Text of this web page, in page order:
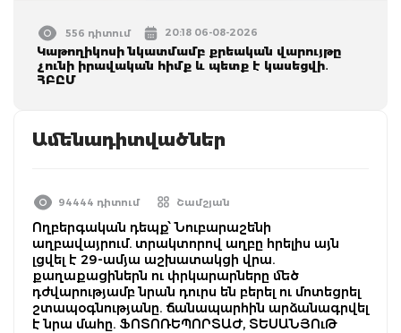
556 դիտում 20:18 06-08-2026
Կաթողիկոսի նկատմամբ քրեական վարույթը
չունի իրավական հիմք և պետք է կասեցվի․
ՀԲԸՄ
Ամենադիտվածներ
94444 դիտում Շամշյան
Ողբերգական դեպք՝ Նուբարաշենի
աղբավայրում. տրակտորով աղբը հրելիս այն
լցվել է 29-ամյա աշխատակցի վրա.
քաղաքացիներն ու փրկարարները մեծ
դժվարությամբ նրան դուրս են բերել ու մոտեցրել
շտապօգնությանը. ճանապարհին արձանագրվել
է նրա մահը. ՖՈՏՈՌԵՊՈՐՏԱԺ, ՏԵՍԱՆՅՈւԹ